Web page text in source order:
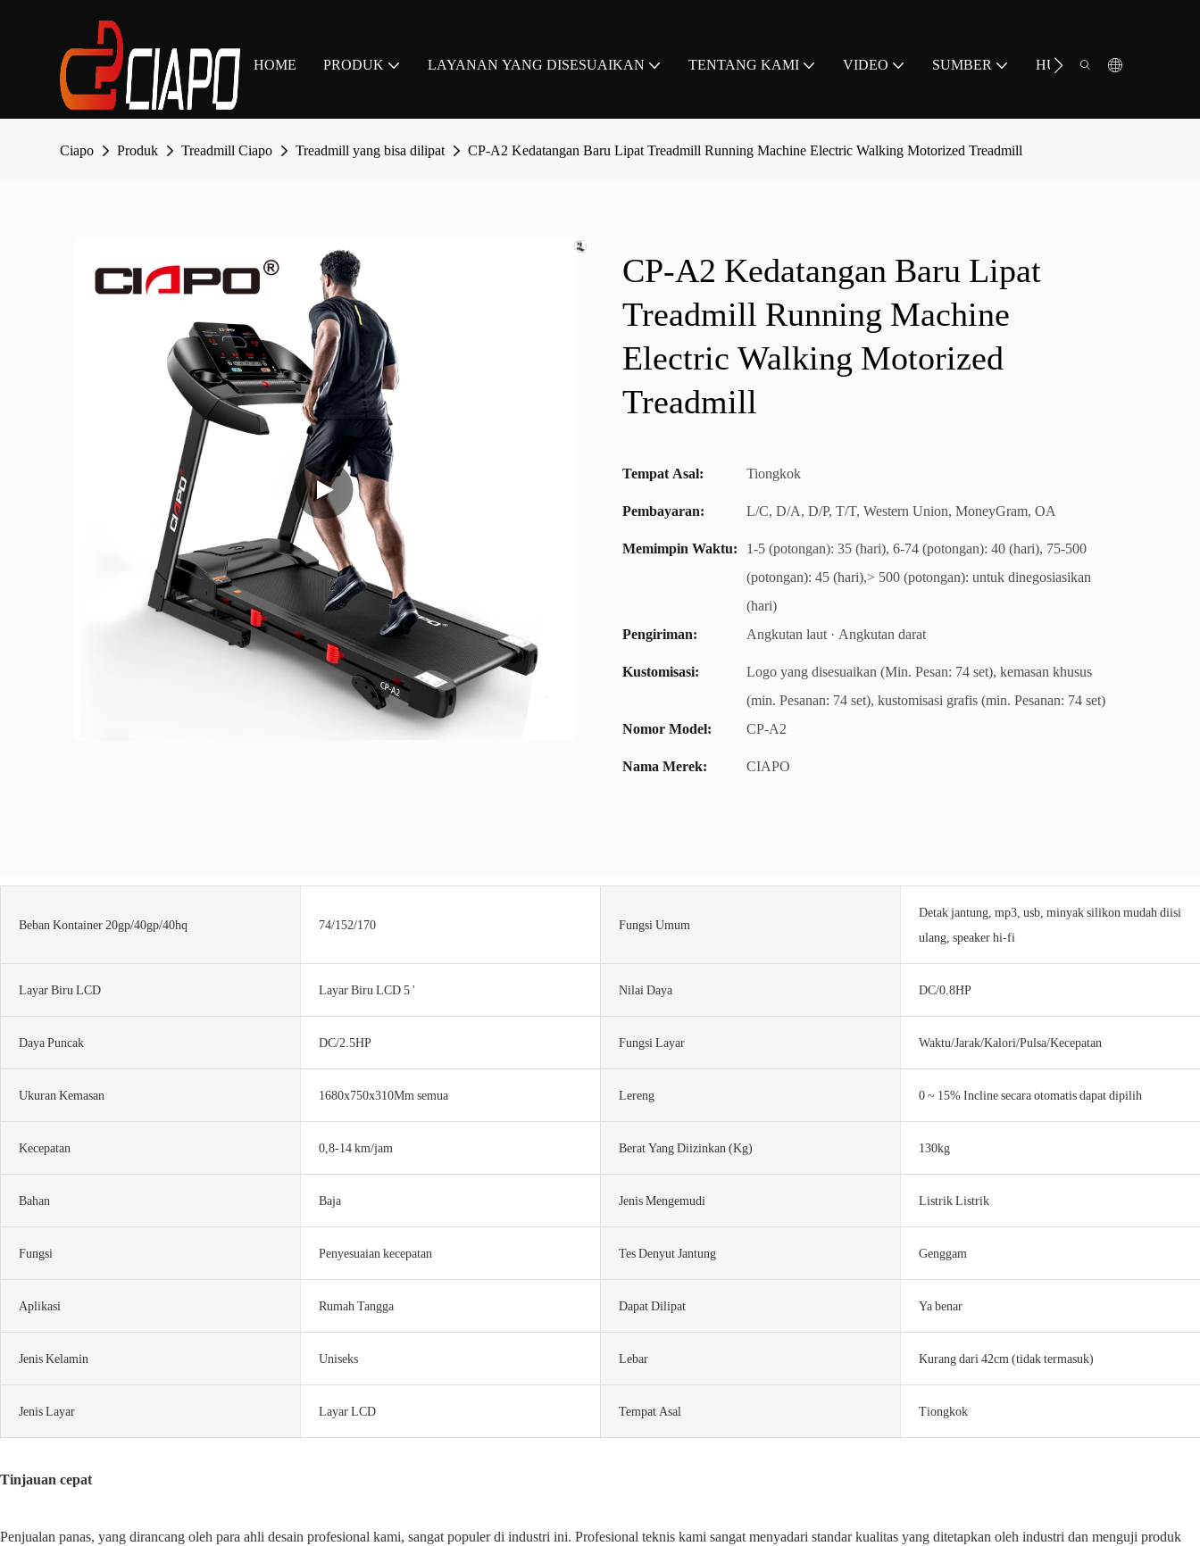
HOME PRODUK LAYANAN YANG DISESUAIKAN TENTANG KAMI VIDEO SUMBER HUBUNGI KAMI
Ciapo Produk Treadmill Ciapo Treadmill yang bisa dilipat CP-A2 Kedatangan Baru Lipat Treadmill Running Machine Electric Walking Motorized Treadmill
CP-A2 Kedatangan Baru Lipat
Treadmill Running Machine
Electric Walking Motorized
Treadmill
Tempat Asal: Tiongkok
Pembayaran: L/C, D/A, D/P, T/T, Western Union, MoneyGram, OA
Memimpin Waktu:
1-5 (potongan): 35 (hari), 6-74 (potongan): 40 (hari), 75-500
(potongan): 45 (hari),> 500 (potongan): untuk dinegosiasikan
(hari)
Pengiriman:
Angkutan laut · Angkutan darat
Kustomisasi:
Logo yang disesuaikan (Min. Pesan: 74 set), kemasan khusus
(min. Pesanan: 74 set), kustomisasi grafis (min. Pesanan: 74 set)
Nomor Model:
CP-A2
Nama Merek: CIAPO
Beban Kontainer 20gp/40gp/40hq 74/152/170 Fungsi Umum
Detak jantung, mp3, usb, minyak silikon mudah diisi
ulang, speaker hi-fi
Layar Biru LCD Layar Biru LCD 5 ' Nilai Daya DC/0.8HP
Daya Puncak DC/2.5HP Fungsi Layar Waktu/Jarak/Kalori/Pulsa/Kecepatan
Ukuran Kemasan 1680x750x310Mm semua Lereng 0 ~ 15% Incline secara otomatis dapat dipilih
Kecepatan 0,8-14 km/jam Berat Yang Diizinkan (kg) 130kg
Bahan Baja Jenis Mengemudi Listrik Listrik
Fungsi Penyesuaian kecepatan Tes Denyut Jantung Genggam
Aplikasi Rumah Tangga Dapat Dilipat Ya benar
Jenis Kelamin Uniseks Lebar Kurang dari 42cm (tidak termasuk)
Jenis Layar Layar LCD Tempat Asal Tiongkok
Tinjauan cepat
Penjualan panas, yang dirancang oleh para ahli desain profesional kami, sangat populer di industri ini. Profesional teknis kami sangat menyadari standar kualitas yang ditetapkan oleh industri dan menguji produk